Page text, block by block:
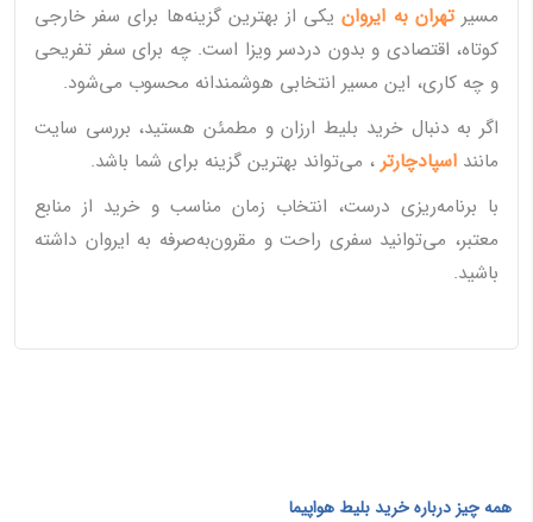
مسیرتهران به ایروانیکی از بهترین گزینه‌ها برای سفر خارجی
کوتاه، اقتصادی و بدون دردسر ویزا است. چه برای سفر تفریحی
و چه کاری، این مسیر انتخابی هوشمندانه محسوب می‌شود.
اگر به دنبال خرید بلیط ارزان و مطمئن هستید، بررسی سایت‌
مانند اسپادچارتر ، می‌تواند بهترین گزینه برای شما باشد.
با برنامه‌ریزی درست، انتخاب زمان مناسب و خرید از منابع
معتبر، می‌توانید سفری راحت و مقرون‌به‌صرفه به ایروان داشته
باشید.
همه چیز درباره خرید بلیط هواپیما